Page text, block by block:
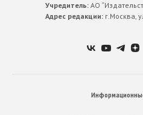
Учредитель:АО
Адрес редакции:г.Москва,